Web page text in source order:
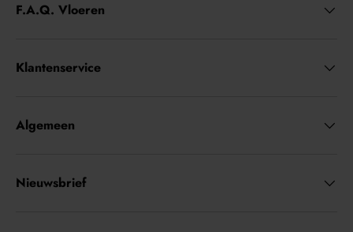
F.A.Q. Vloeren
Klantenservice
Algemeen
Nieuwsbrief